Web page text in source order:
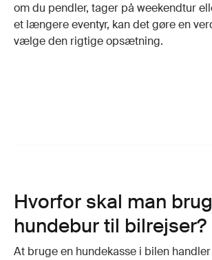
om du pendler, tager på weekendtur
et længere eventyr, kan det gøre en
vælge den rigtige opsætning.
Hvorfor skal man
hundebur til bilrejser?
At bruge en hundekasse i bilen